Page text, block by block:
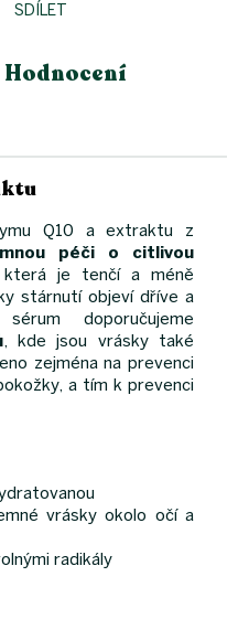
SDÍLET
Hodnocení
Q10 a extraktu z
péči o citlivou
je tenčí a méně
stárnutí objeví dříve a
doporučujeme
, kde jsou vrásky také
zejména na prevenci
a tím k prevenci
vrásky okolo očí a
radikály